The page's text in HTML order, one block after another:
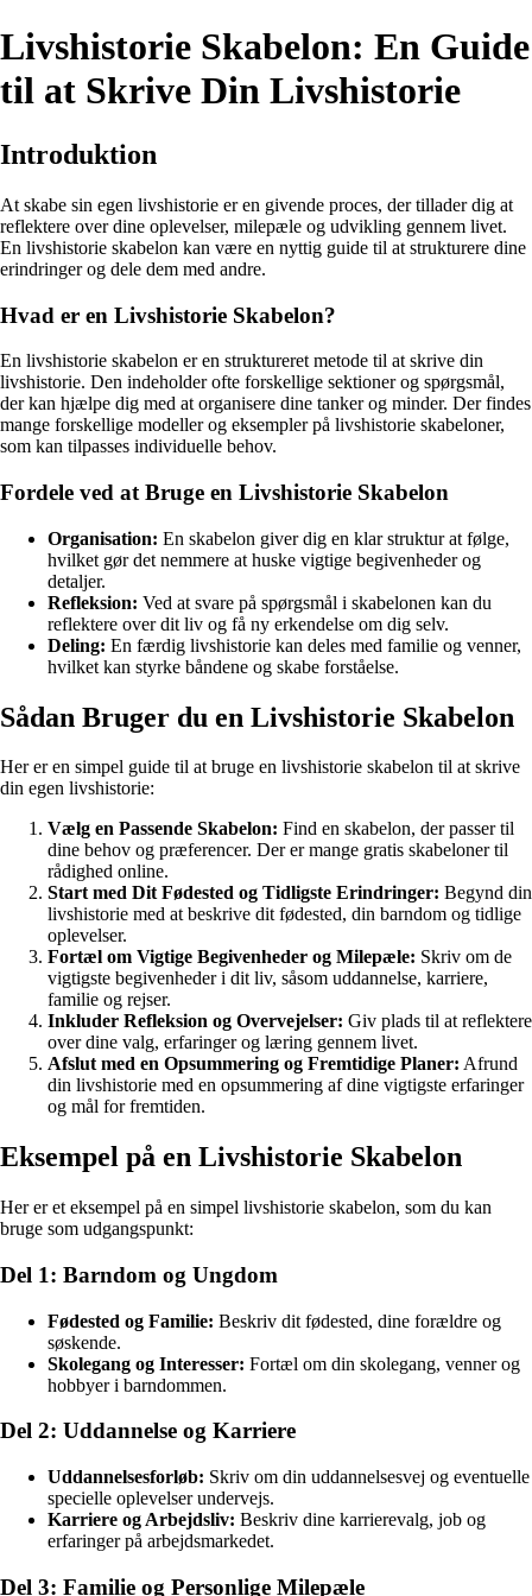
Livshistorie Skabelon: En Guide
til at Skrive Din Livshistorie
Introduktion
At skabe sin egen livshistorie er en givende proces, der tillader dig at
reflektere over dine oplevelser, milepæle og udvikling gennem livet.
En livshistorie skabelon kan være en nyttig guide til at strukturere dine
erindringer og dele dem med andre.
Hvad er en Livshistorie Skabelon?
En livshistorie skabelon er en struktureret metode til at skrive din
livshistorie. Den indeholder ofte forskellige sektioner og spørgsmål,
der kan hjælpe dig med at organisere dine tanker og minder. Der findes
mange forskellige modeller og eksempler på livshistorie skabeloner,
som kan tilpasses individuelle behov.
Fordele ved at Bruge en Livshistorie Skabelon
Organisation: En skabelon giver dig en klar struktur at følge,
hvilket gør det nemmere at huske vigtige begivenheder og
detaljer.
Refleksion: Ved at svare på spørgsmål i skabelonen kan du
reflektere over dit liv og få ny erkendelse om dig selv.
Deling: En færdig livshistorie kan deles med familie og venner,
hvilket kan styrke båndene og skabe forståelse.
Sådan Bruger du en Livshistorie Skabelon
Her er en simpel guide til at bruge en livshistorie skabelon til at skrive
din egen livshistorie:
Vælg en Passende Skabelon: Find en skabelon, der passer til
dine behov og præferencer. Der er mange gratis skabeloner til
rådighed online.
Start med Dit Fødested og Tidligste Erindringer: Begynd din
livshistorie med at beskrive dit fødested, din barndom og tidlige
oplevelser.
Fortæl om Vigtige Begivenheder og Milepæle: Skriv om de
vigtigste begivenheder i dit liv, såsom uddannelse, karriere,
familie og rejser.
Inkluder Refleksion og Overvejelser: Giv plads til at reflektere
over dine valg, erfaringer og læring gennem livet.
Afslut med en Opsummering og Fremtidige Planer: Afrund
din livshistorie med en opsummering af dine vigtigste erfaringer
og mål for fremtiden.
Eksempel på en Livshistorie Skabelon
Her er et eksempel på en simpel livshistorie skabelon, som du kan
bruge som udgangspunkt:
Del 1: Barndom og Ungdom
Fødested og Familie: Beskriv dit fødested, dine forældre og
søskende.
Skolegang og Interesser: Fortæl om din skolegang, venner og
hobbyer i barndommen.
Del 2: Uddannelse og Karriere
Uddannelsesforløb: Skriv om din uddannelsesvej og eventuelle
specielle oplevelser undervejs.
Karriere og Arbejdsliv: Beskriv dine karrierevalg, job og
erfaringer på arbejdsmarkedet.
Del 3: Familie og Personlige Milepæle